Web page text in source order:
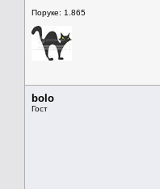
Поруке: 1.865
bolo
Гост